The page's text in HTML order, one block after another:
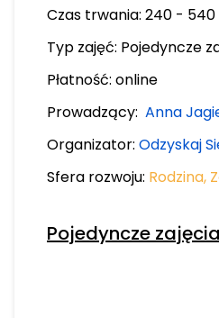
Czas trwania: 240 -
Typ zajęć: Pojedyncze
Płatność: online
Prowadzący: Anna
Organizator: Odzyskaj
Sfera rozwoju: Rodzina,
Pojedyncze